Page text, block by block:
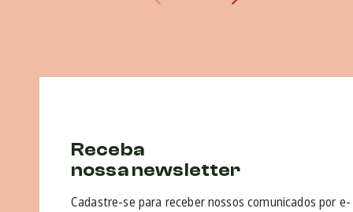
Receba
nossa newsletter
Cadastre-se para receber nossos comunicados por e-